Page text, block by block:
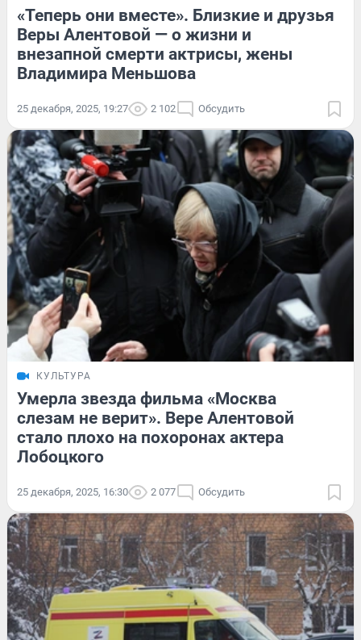
«Теперь они вместе». Близкие и друзья
Веры Алентовой — о жизни и
внезапной смерти актрисы, жены
Владимира Меньшова
25 декабря, 2025, 19:27 2 102 Обсудить
КУЛЬТУРА
Умерла звезда фильма «Москва
слезам не верит». Вере Алентовой
стало плохо на похоронах актера
Лобоцкого
25 декабря, 2025, 16:30 2 077 Обсудить